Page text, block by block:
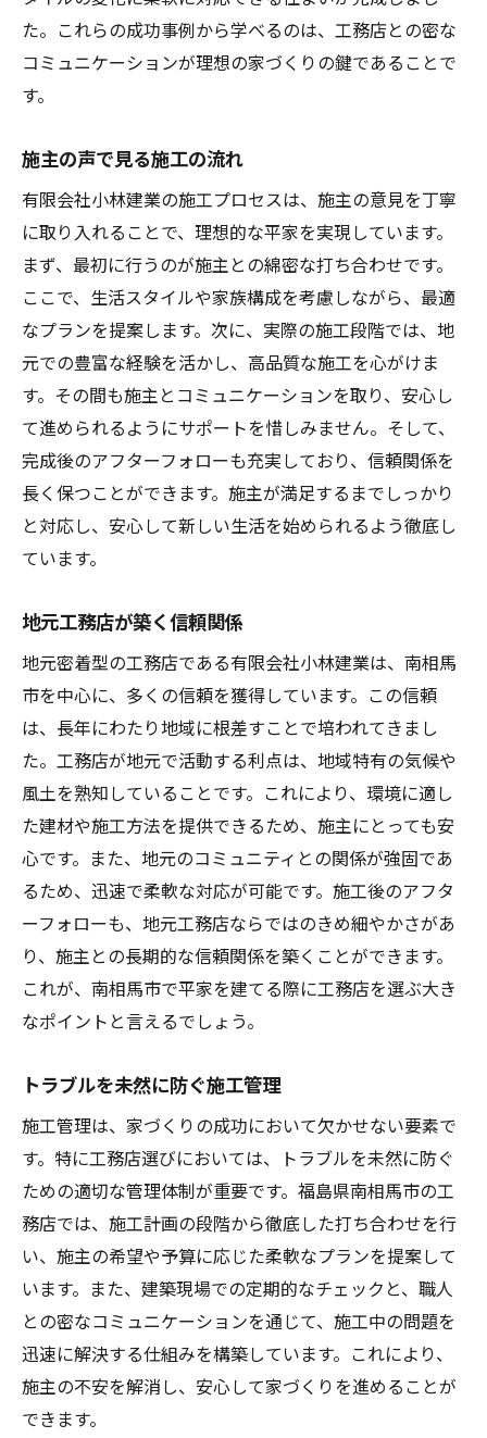
た。これらの成功事例から学べるのは、工務店との密な
コミュニケーションが理想の家づくりの鍵であることで
す。
施主の声で見る施工の流れ
有限会社小林建業の施工プロセスは、施主の意見を丁寧
に取り入れることで、理想的な平家を実現しています。
まず、最初に行うのが施主との綿密な打ち合わせです。
ここで、生活スタイルや家族構成を考慮しながら、最適
なプランを提案します。次に、実際の施工段階では、地
元での豊富な経験を活かし、高品質な施工を心がけま
す。その間も施主とコミュニケーションを取り、安心し
て進められるようにサポートを惜しみません。そして、
完成後のアフターフォローも充実しており、信頼関係を
長く保つことができます。施主が満足するまでしっかり
と対応し、安心して新しい生活を始められるよう徹底し
ています。
地元工務店が築く信頼関係
地元密着型の工務店である有限会社小林建業は、南相馬
市を中心に、多くの信頼を獲得しています。この信頼
は、長年にわたり地域に根差すことで培われてきまし
た。工務店が地元で活動する利点は、地域特有の気候や
風土を熟知していることです。これにより、環境に適し
た建材や施工方法を提供できるため、施主にとっても安
心です。また、地元のコミュニティとの関係が強固であ
るため、迅速で柔軟な対応が可能です。施工後のアフタ
ーフォローも、地元工務店ならではのきめ細やかさがあ
り、施主との長期的な信頼関係を築くことができます。
これが、南相馬市で平家を建てる際に工務店を選ぶ大き
なポイントと言えるでしょう。
トラブルを未然に防ぐ施工管理
施工管理は、家づくりの成功において欠かせない要素で
す。特に工務店選びにおいては、トラブルを未然に防ぐ
ための適切な管理体制が重要です。福島県南相馬市の工
務店では、施工計画の段階から徹底した打ち合わせを行
い、施主の希望や予算に応じた柔軟なプランを提案して
います。また、建築現場での定期的なチェックと、職人
との密なコミュニケーションを通じて、施工中の問題を
迅速に解決する仕組みを構築しています。これにより、
施主の不安を解消し、安心して家づくりを進めることが
できます。